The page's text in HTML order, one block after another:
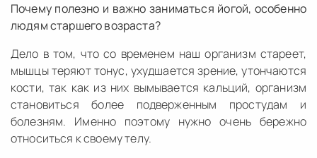
Почему полезно и важно заниматься йогой, особенно
людям старшего возраста?
Дело в том, что со временем наш организм стареет,
мышцы теряют тонус, ухудшается зрение, утончаются
кости, так как из них вымывается кальций, организм
становиться более подверженным простудам и
болезням. Именно поэтому нужно очень бережно
относиться к своему телу.